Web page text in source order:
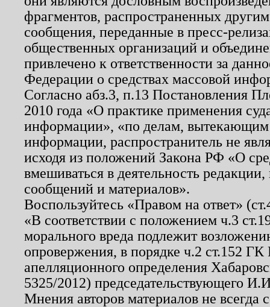
фрагментов, распространенных
сообщения, переданные в пресс-
общественных организаций и
привлечено к ответственности за
Федерации о средствах массовой
Согласно абз.3, п.13 Постановления
2010 года «О практике применения
информации», «по делам, вытекающим
информации, распространитель не
исходя из положений Закона РФ «О
вмешиваться в деятельность
сообщений и материалов».
Воспользуйтесь «Правом на ответ»
«В соответствии с положением ч.3
морального вреда подлежит
опровержения, в порядке ч.2 ст.152
апелляционного определения
5325/2012) председательствующего
Мнения авторов материалов не